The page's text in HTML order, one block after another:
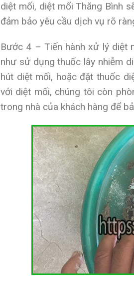
diệt mối, diệt mối Thăng Bình
đảm bảo yêu cầu dịch vụ rõ
Bước 4 – Tiến hành xử lý diệt
như sử dụng thuốc lây nhiễm
hút diệt mối, hoặc đặt thuốc
với diệt mối, chúng tôi còn
trong nhà của khách hàng để